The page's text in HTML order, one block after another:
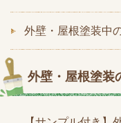
外壁・屋根塗装中
外壁・屋根塗装